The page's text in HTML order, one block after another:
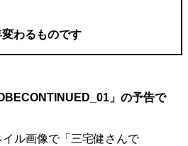
わるものです
」の予告で
ル画像で「三宅健さんで